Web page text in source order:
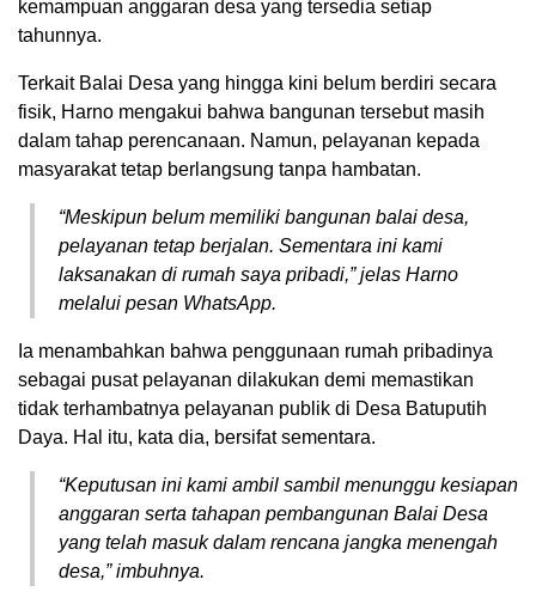
kemampuan anggaran desa yang tersedia setiap
tahunnya.
Terkait Balai Desa yang hingga kini belum berdiri secara
fisik, Harno mengakui bahwa bangunan tersebut masih
dalam tahap perencanaan. Namun, pelayanan kepada
masyarakat tetap berlangsung tanpa hambatan.
“Meskipun belum memiliki bangunan balai desa,
pelayanan tetap berjalan. Sementara ini kami
laksanakan di rumah saya pribadi,” jelas Harno
melalui pesan WhatsApp.
Ia menambahkan bahwa penggunaan rumah pribadinya
sebagai pusat pelayanan dilakukan demi memastikan
tidak terhambatnya pelayanan publik di Desa Batuputih
Daya. Hal itu, kata dia, bersifat sementara.
“Keputusan ini kami ambil sambil menunggu kesiapan
anggaran serta tahapan pembangunan Balai Desa
yang telah masuk dalam rencana jangka menengah
desa,” imbuhnya.